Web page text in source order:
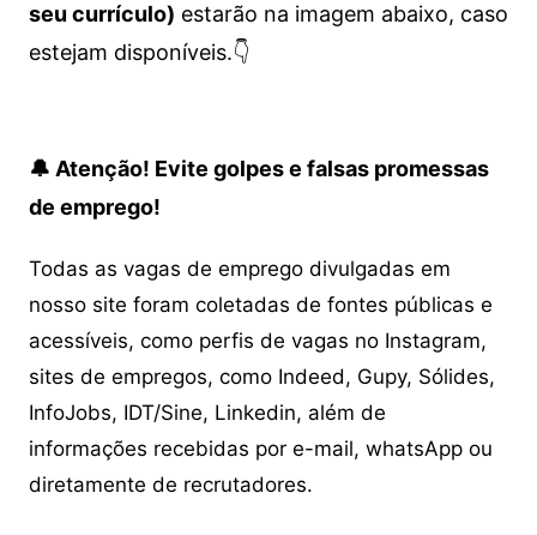
seu currículo) estarão na imagem abaixo, caso
estejam disponíveis.👇
🔔 Atenção! Evite golpes e falsas promessas
de emprego!
Todas as vagas de emprego divulgadas em
nosso site foram coletadas de fontes públicas e
acessíveis, como perfis de vagas no Instagram,
sites de empregos, como Indeed, Gupy, Sólides,
InfoJobs, IDT/Sine, Linkedin, além de
informações recebidas por e-mail, whatsApp ou
diretamente de recrutadores.